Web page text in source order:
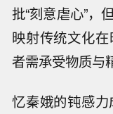
批“刻意虐心”，
映射传统文化
者需承受物质与
忆秦娥的钝感